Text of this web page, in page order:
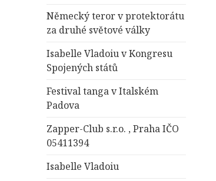
Německý teror v protektorátu
za druhé světové války
Isabelle Vladoiu v Kongresu
Spojených států
Festival tanga v Italském
Padova
Zapper-Club s.r.o. , Praha IČO
05411394
Isabelle Vladoiu